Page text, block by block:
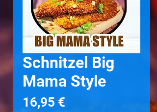
Schnitzel Big
Mama Style
16,95 €